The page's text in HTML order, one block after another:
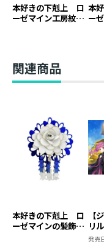
本好きの下剋上 ロ
ーゼマイン工房紋章
本
ー
関連商品
本好きの下剋上 ロ
ーゼマインの髪飾り
【
リ
本
発売